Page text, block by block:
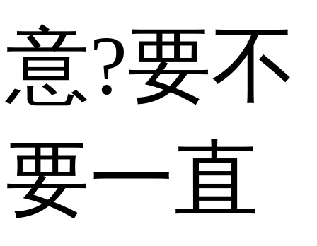
意?要不
要一直